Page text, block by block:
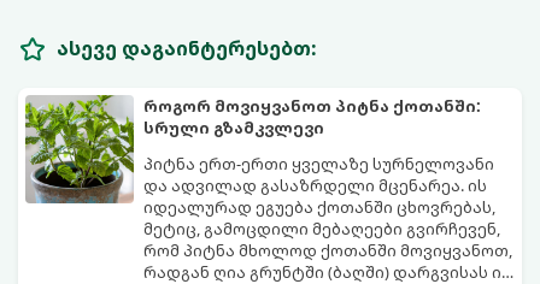
ასევე დაგაინტერესებთ:
როგორ მოვიყვანოთ პიტნა ქოთანში:
სრული გზამკვლევი
პიტნა ერთ-ერთი ყველაზე სურნელოვანი
და ადვილად გასაზრდელი მცენარეა. ის
იდეალურად ეგუება ქოთანში ცხოვრებას,
მეტიც, გამოცდილი მებაღეები გვირჩევენ,
რომ პიტნა მხოლოდ ქოთანში მოვიყვანოთ,
რადგან ღია გრუნტში (ბაღში) დარგვისას ის